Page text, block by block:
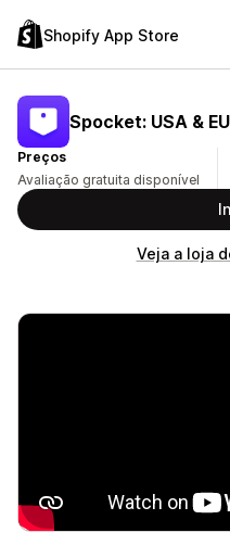
Shopify App Store
Spocket: USA &
Preços
Avaliação gratuita disponível
Veja a loja